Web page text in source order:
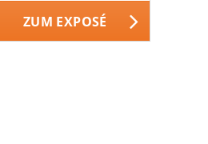
ZUM EXPOSÉ